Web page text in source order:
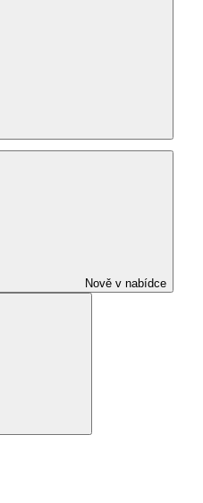
Nově v nabídce